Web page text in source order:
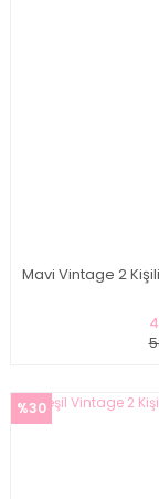
Mavi Vintage 2
%30